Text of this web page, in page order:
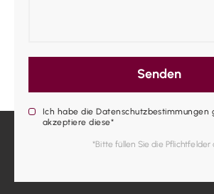
Ich habe die Datenschutzbestimmungen
akzeptiere diese*
*Bitte füllen Sie die Pflichtfelder
Senden